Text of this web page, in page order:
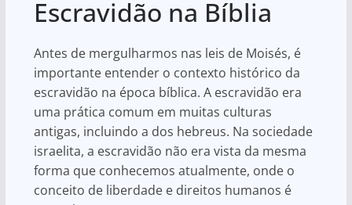
Escravidão na Bíblia
Antes de mergulharmos nas leis de Moisés, é
importante entender o contexto histórico da
escravidão na época bíblica. A escravidão era
uma prática comum em muitas culturas
antigas, incluindo a dos hebreus. Na sociedade
israelita, a escravidão não era vista da mesma
forma que conhecemos atualmente, onde o
conceito de liberdade e direitos humanos é